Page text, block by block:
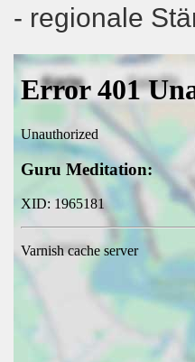
- regionale